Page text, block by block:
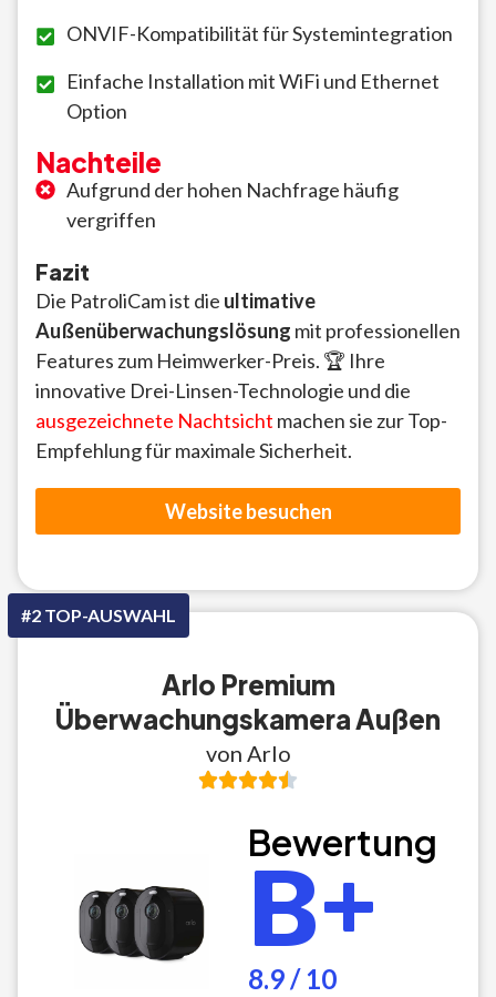
ONVIF-Kompatibilität für Systemintegration
Einfache Installation mit WiFi und Ethernet
Option
Nachteile
Aufgrund der hohen Nachfrage häufig
vergriffen
Fazit
Die PatroliCam ist die ultimative
Außenüberwachungslösung mit professionellen
Features zum Heimwerker-Preis. 🏆 Ihre
innovative Drei-Linsen-Technologie und die
ausgezeichnete Nachtsicht machen sie zur Top-
Empfehlung für maximale Sicherheit.
Website besuchen
#2 TOP-AUSWAHL
Arlo Premium
Überwachungskamera Außen
von Arlo
Bewertung
B+
8.9 / 10